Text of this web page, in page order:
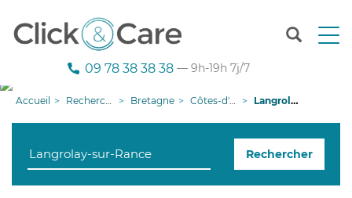
T
n
g
09 78 38 38 38 — 9h-19h 7j/7
Accueil Recherche aide à domicile Bretagne Côtes-d'armor Langrolay-sur-Rance
Rechercher